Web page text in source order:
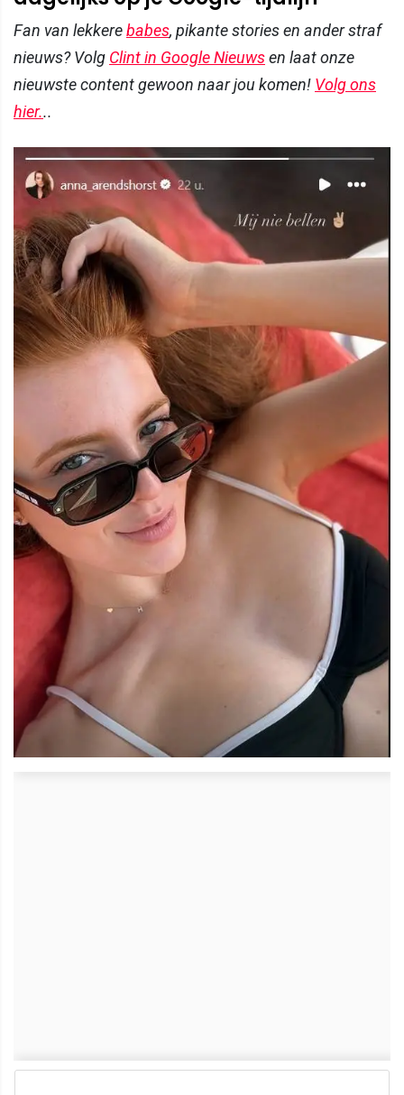
Fan van lekkerebabes, pikante stories en ander straf
nieuws? Volg Clint in Google Nieuwsen laat onze
nieuwste content gewoon naar jou komen! Volg ons
hier...